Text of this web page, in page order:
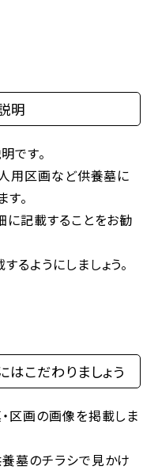
明
です。
用区画など供養墓に
。
に記載することをお勧
ようにしましょう。
こだわりましょう
区画の画像を掲載しま
墓のチラシで見かけ